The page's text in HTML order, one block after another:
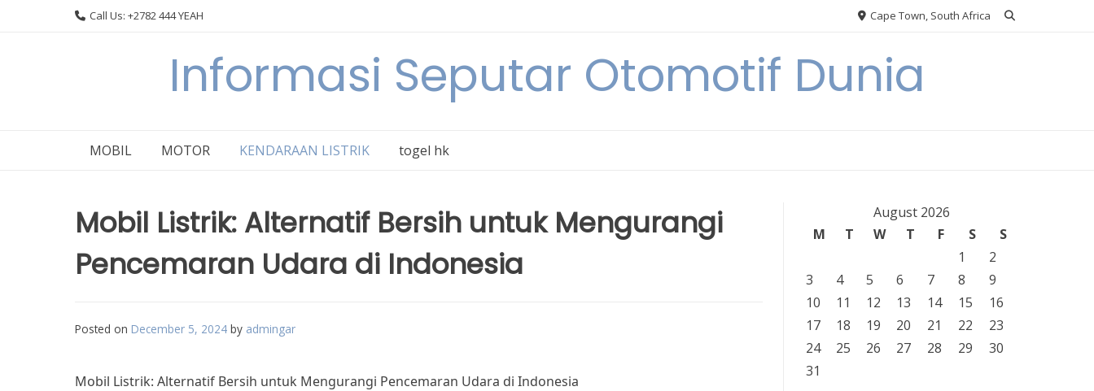
Call Us: +2782 444 YEAH Cape Town, South Africa
Informasi Seputar Otomotif Dunia
MOBIL MOTOR KENDARAAN LISTRIK togel hk
Mobil Listrik: Alternatif Bersih untuk Mengurangi
Pencemaran Udara di Indonesia
Posted on December 5, 2024 by admingar
Mobil Listrik: Alternatif Bersih untuk Mengurangi Pencemaran Udara di Indonesia
August 2026
M
T W T F S
S
1
2
3
4 5 6 7 8
9
10
11 12 13 14 15
16
17
18 19 20 21 22
23
24
25 26 27 28 29
30
31